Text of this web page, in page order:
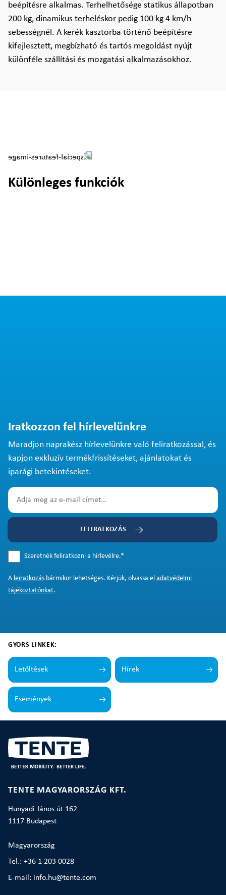
beépítésre alkalmas. Terhelhetősége statikus állapotban
200 kg, dinamikus terheléskor pedig 100 kg 4 km/h
sebességnél. A kerék kasztorba történő beépítésre
kifejlesztett, megbízható és tartós megoldást nyújt
különféle szállítási és mozgatási alkalmazásokhoz.
Különleges funkciók
Iratkozzon fel hírlevelünkre
Maradjon naprakész hírlevelünkre való feliratkozással, és
kapjon exkluzív termékfrissítéseket, ajánlatokat és
iparági betekintéseket.
FELIRATKOZÁS
Szeretnék feliratkozni a hírlevélre.*
A leiratkozás bármikor lehetséges. Kérjük, olvassa el adatvédelmi
tájékoztatónkat.
GYORS LINKEK:
Letöltések Hírek
Események
TENTE MAGYARORSZÁG KFT.
Hunyadi János út 162
1117 Budapest
Magyarország
Tel.: +36 1 203 0028
E-mail: info.hu@tente.com